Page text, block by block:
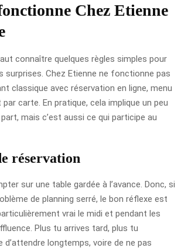
Chez Etienne
connaître quelques règles simples pour
surprises. Chez Etienne ne fonctionne pas
classique avec réservation en ligne, menu
carte. En pratique, cela implique un peu
mais c’est aussi ce qui participe au
réservation
sur une table gardée à l’avance. Donc, si
de planning serré, le bon réflexe est
vrai le midi et pendant les
Plus tu arrives tard, plus tu
d’attendre longtemps, voire de ne pas